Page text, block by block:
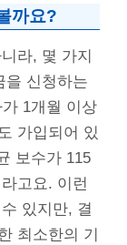
까요?
라, 몇 가지
을 신청하는
1개월 이상
가입되어 있
보수가 115
고요. 이런
있지만, 결
최소한의 기